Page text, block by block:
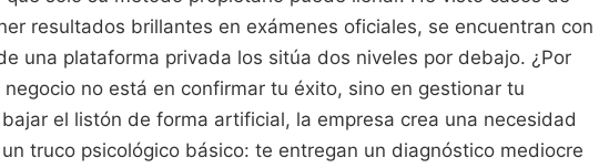
resultados brillantes en exámenes oficiales, se encuentran con
una plataforma privada los sitúa dos niveles por debajo. ¿Por
no está en confirmar tu éxito, sino en gestionar tu
el listón de forma artificial, la empresa crea una necesidad
truco psicológico básico: te entregan un diagnóstico mediocre